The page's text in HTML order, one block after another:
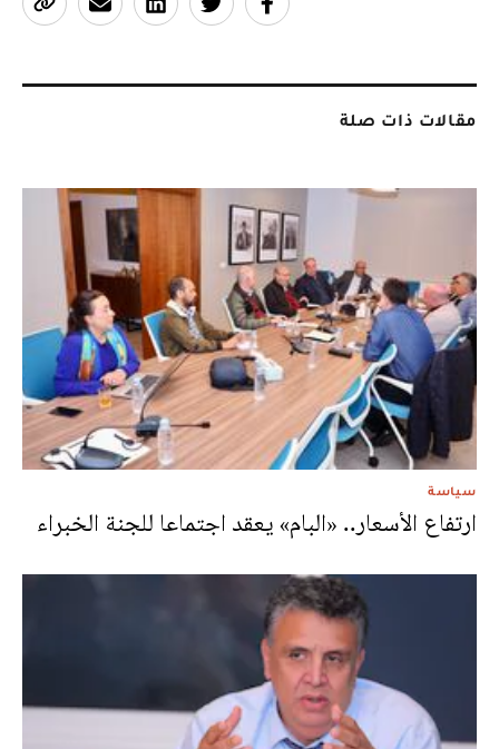
مقالات ذات صلة
سياسة
ارتفاع الأسعار.. «البام» يعقد اجتماعا للجنة الخبراء